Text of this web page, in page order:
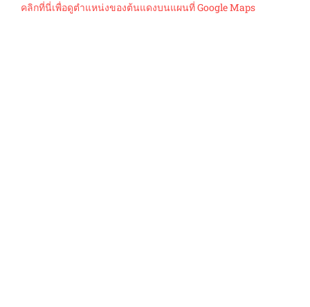
คลิกที่นี่เพื่อดูตำแหน่งของต้นแดงบนแผนที่ Google Maps